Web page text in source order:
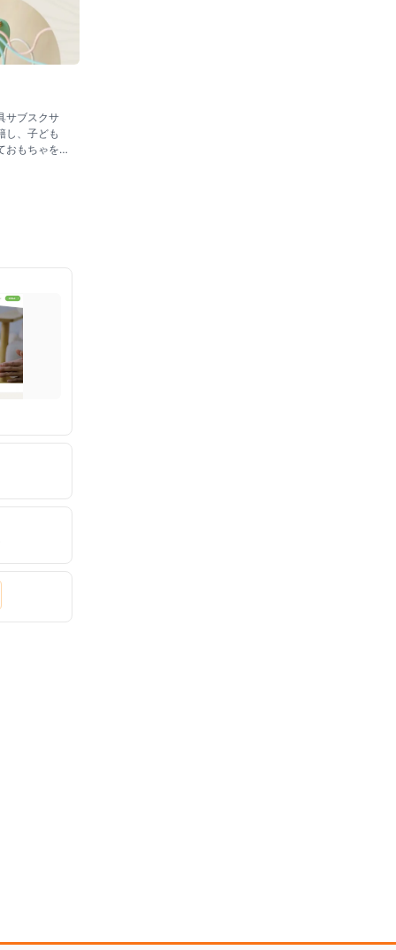
サブスクサ
し、子ども
おもちゃを